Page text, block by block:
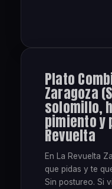
Plato
Zaragoza
solomillo,
pimiento y
Revuelta
En La Revuelta
que pidas y te
Sin postureo. Si